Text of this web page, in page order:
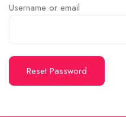
Username or email
Reset Password